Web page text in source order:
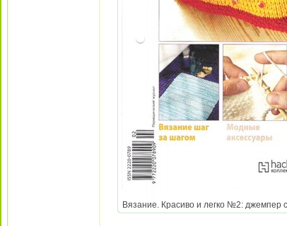
Вязание. Красиво и легко №2: джемпер